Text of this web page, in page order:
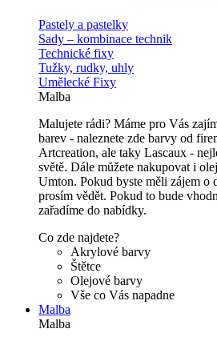
Pastely a pastelky
Sady – kombinace technik
Technické fixy
Tužky, rudky, uhly
Umělecké Fixy
Malba
Malujete rádi? Máme pro Vás
barev - naleznete zde barvy od
Artcreation, ale taky Lascaux -
světě. Dále můžete nakupovat i
Umton. Pokud byste měli zájem o
prosím vědět. Pokud to bude
zařadíme do nabídky.
Co zde najdete?
Akrylové barvy
Štětce
Olejové barvy
Vše co Vás napadne
Malba
Malba